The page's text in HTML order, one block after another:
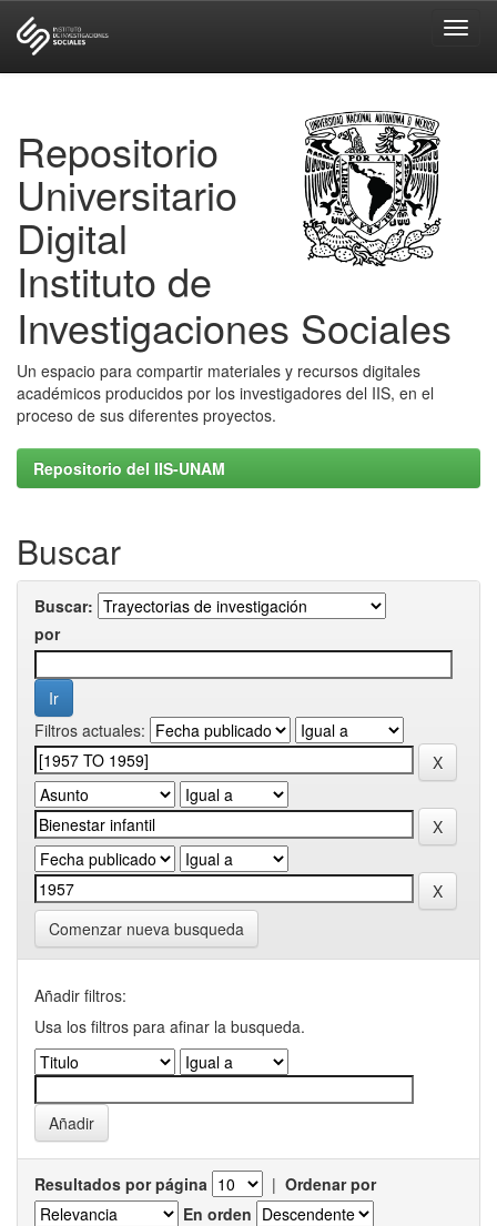
Repositorio
Universitario
Digital
Instituto de
Investigaciones Sociales
Un espacio para compartir materiales y recursos digitales
académicos producidos por los investigadores del IIS, en el
proceso de sus diferentes proyectos.
Repositorio del IIS-UNAM
Buscar
Buscar:
por
Filtros actuales:
Comenzar nueva busqueda
Añadir filtros:
Usa los filtros para afinar la busqueda.
Resultados por página | Ordenar por
En orden